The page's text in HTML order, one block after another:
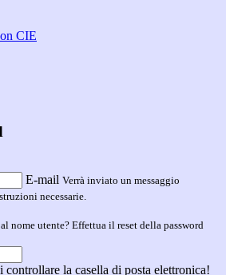
CIE
E-mail Verrà inviato un messaggio
necessarie.
nome utente? Effettua il reset della password
la casella di posta elettronica!